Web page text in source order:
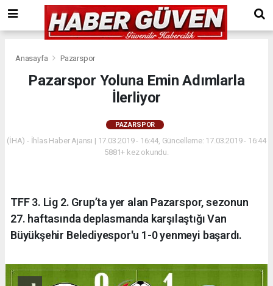
Anasayfa Pazarspor
Pazarspor Yoluna Emin Adımlarla
İlerliyor
PAZARSPOR
(İHA) - İhlas Haber Ajansı | 17.03.2019 - 16:44, Güncelleme: 17.03.2019 - 16:44
5881+ kez okundu.
TFF 3. Lig 2. Grup’ta yer alan Pazarspor, sezonun
27. haftasında deplasmanda karşılaştığı Van
Büyükşehir Belediyespor'u 1-0 yenmeyi başardı.